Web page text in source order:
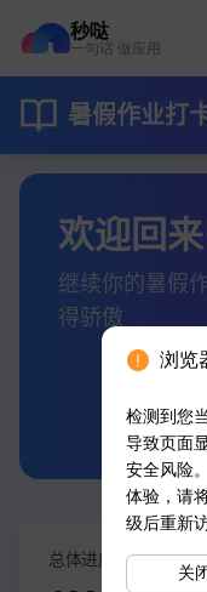
秒哒
一句话 做应用
浏览
检测到您
导致页面
安全风险
体验，请
级后重新
关